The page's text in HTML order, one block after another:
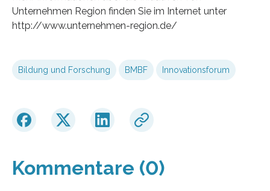
Unternehmen Region finden Sie im Internet unter
http://www.unternehmen-region.de/
Bildung und Forschung BMBF Innovationsforum
Kommentare (0)